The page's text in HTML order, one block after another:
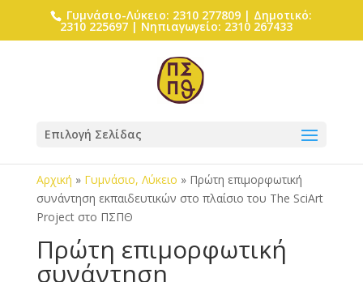
Γυμνάσιο-Λύκειο: 2310 277809 | Δημοτικό:
2310 225697 | Νηπιαγωγείο: 2310 267433
Επιλογή Σελίδας
Αρχική » Γυμνάσιο, Λύκειο » Πρώτη επιμορφωτική
συνάντηση εκπαιδευτικών στο πλαίσιο του The SciArt
Project στο ΠΣΠΘ
Πρώτη επιμορφωτική
συνάντηση